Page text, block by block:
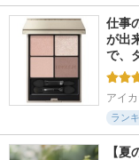
仕事
が出
で、
アイ
ラン
【